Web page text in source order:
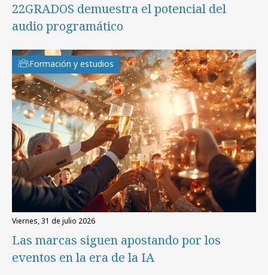
22GRADOS demuestra el potencial del
audio programático
Formación y estudios
viernes, 31 de julio 2026
Las marcas siguen apostando por los
eventos en la era de la IA